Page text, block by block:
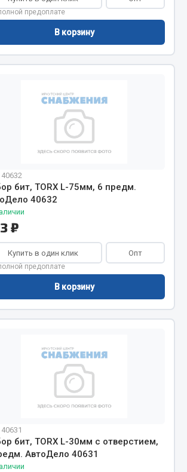
Система выпуска газа
Показать ещё
Всё для сварки
Газосварка
Маски, краги сварщика
Сварочное оборудование
Сварочные материалы
раздел
Автохимия
Alteco
Aвтосил
Chevron
предоплате
В корзину
бит, TORX L-75мм, 6 предм.
40632
₽
Купить в один клик Опт
предоплате
В корзину
бит, TORX L-30мм с отверстием,
АвтоДело 40631